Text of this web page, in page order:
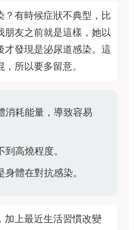
？有時候症狀不典型，比
朋友之前就是這樣，她以
才發現是泌尿道感染。這
所以要多留意。
消耗能量，導致容易
高燒程度。
體在對抗感染。
加上最近生活習慣改變